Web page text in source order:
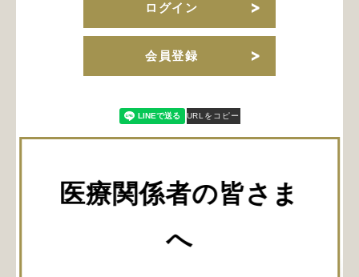
医療関係者の皆さま
へ
ログイン
会員登録
URLをコピー